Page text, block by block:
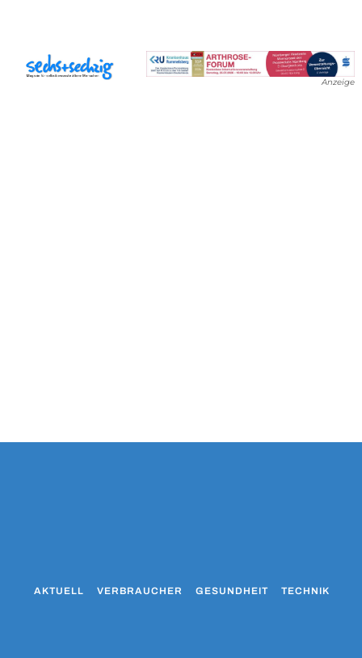
Anzeige
AKTUELL VERBRAUCHER GESUNDHEIT TECHNIK